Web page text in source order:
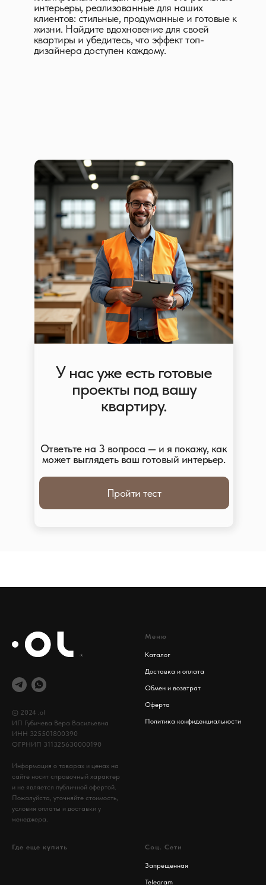
интерьеры, реализованные для наших
клиентов: стильные, продуманные и готовые к
жизни. Найдите вдохновение для своей
квартиры и убедитесь, что эффект топ-
дизайнера доступен каждому.
У нас уже есть готовые
проекты под вашу
квартиру.
Пройти тест
Ответьте на 3 вопроса — и я покажу, как
может выглядеть ваш готовый интерьер.
© 2024 .ol
ИП Губичева Вера Васильевна
ИНН 325501800390
ОГРНИП 311325630000190
Информация о товарах и ценах на
сайте носит справочный характер
и не является публичной офертой.
Пожалуйста, уточняйте стоимость,
условия оплаты и доставки у
менеджера.
Меню
Каталог
Доставка и оплата
Обмен и возвтрат
Оферта
Политика конфиденциальности
Где еще купить Соц. Сети
Запрещенная
Telegram